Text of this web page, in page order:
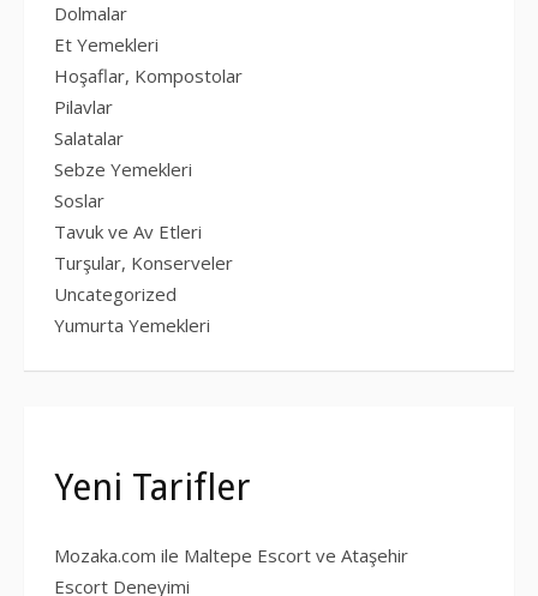
Dolmalar
Et Yemekleri
Hoşaflar, Kompostolar
Pilavlar
Salatalar
Sebze Yemekleri
Soslar
Tavuk ve Av Etleri
Turşular, Konserveler
Uncategorized
Yumurta Yemekleri
Yeni Tarifler
Mozaka.com ile Maltepe Escort ve Ataşehir
Escort Deneyimi